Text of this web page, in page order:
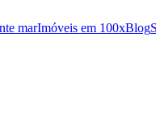
marImóveis em 100xBlog